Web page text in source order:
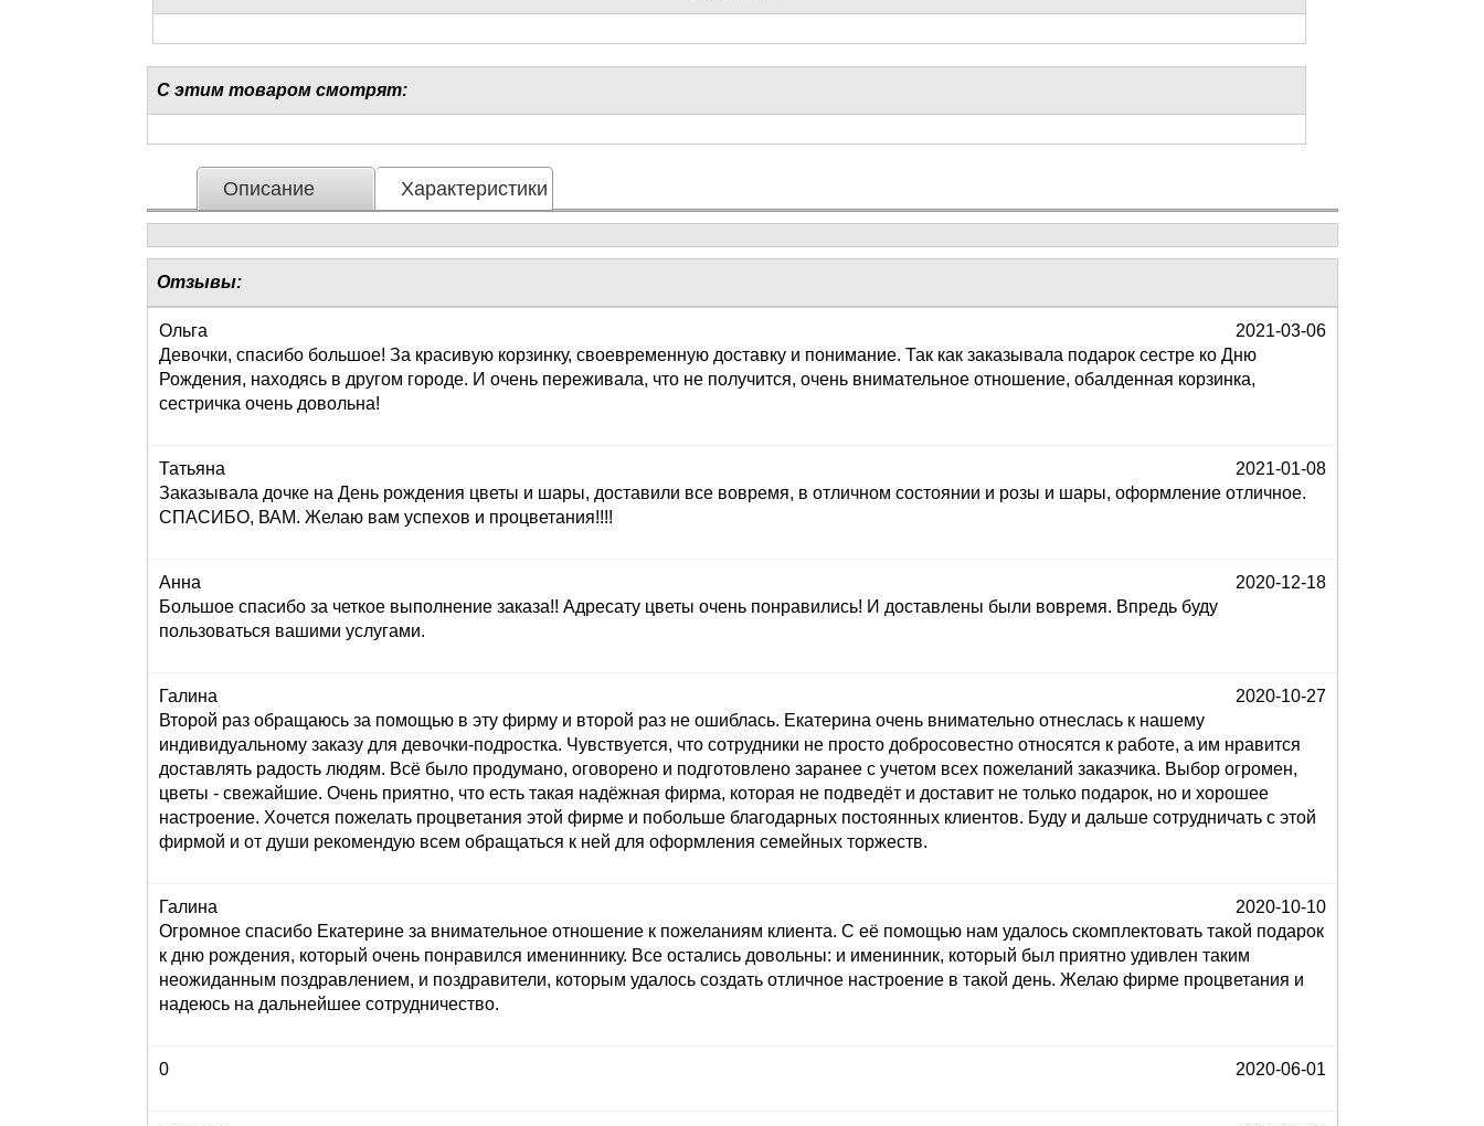
С этим товаром смотрят:
Описание Характеристики
Отзывы:
Ольга
2021-03-06
Девочки, спасибо большое! За красивую корзинку, своевременную доставку и понимание. Так как заказывала подарок сестре ко Дню
Рождения, находясь в другом городе. И очень переживала, что не получится, очень внимательное отношение, обалденная корзинка,
сестричка очень довольна!
Татьяна
2021-01-08
Заказывала дочке на День рождения цветы и шары, доставили все вовремя, в отличном состоянии и розы и шары, оформление отличное.
СПАСИБО, ВАМ. Желаю вам успехов и процветания!!!!
Анна
2020-12-18
Большое спасибо за четкое выполнение заказа!! Адресату цветы очень понравились! И доставлены были вовремя. Впредь буду
пользоваться вашими услугами.
Галина
2020-10-27
Второй раз обращаюсь за помощью в эту фирму и второй раз не ошиблась. Екатерина очень внимательно отнеслась к нашему
индивидуальному заказу для девочки-подростка. Чувствуется, что сотрудники не просто добросовестно относятся к работе, а им нравится
доставлять радость людям. Всё было продумано, оговорено и подготовлено заранее с учетом всех пожеланий заказчика. Выбор огромен,
цветы - свежайшие. Очень приятно, что есть такая надёжная фирма, которая не подведёт и доставит не только подарок, но и хорошее
настроение. Хочется пожелать процветания этой фирме и побольше благодарных постоянных клиентов. Буду и дальше сотрудничать с этой
фирмой и от души рекомендую всем обращаться к ней для оформления семейных торжеств.
Галина
2020-10-10
Огромное спасибо Екатерине за внимательное отношение к пожеланиям клиента. С её помощью нам удалось скомплектовать такой подарок
к дню рождения, который очень понравился имениннику. Все остались довольны: и именинник, который был приятно удивлен таким
неожиданным поздравлением, и поздравители, которым удалось создать отличное настроение в такой день. Желаю фирме процветания и
надеюсь на дальнейшее сотрудничество.
2020-06-01
0